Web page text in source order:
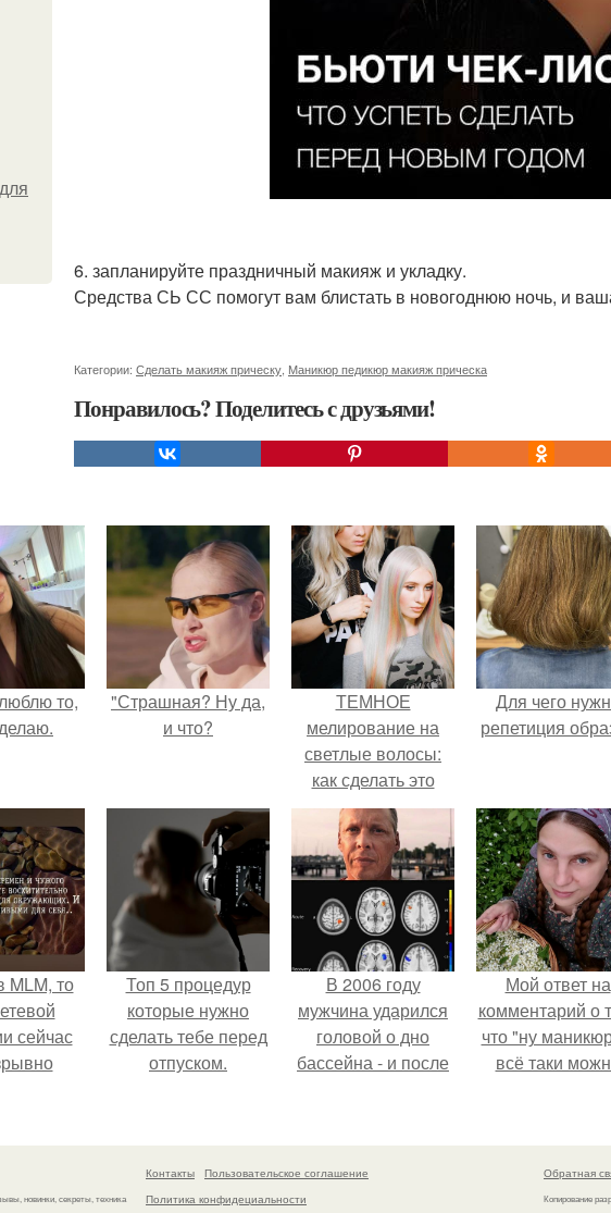
6. запланируйте праздничный макияж и укладку.
Средства СЬ СС помогут вам блистать в новогоднюю ночь, и
Категории: Сделать макияж прическу Маникюр педикюр макияж прическа
Понравилось? Поделитесь с друзьями!
то,
"Страшная? Ну да,
и что?
ТЕМНОЕ
мелирование на
светлые волосы:
как сделать это
правильно
Для чего
репетиция
MLM, то
сейчас
в
Топ 5 процедур
которые нужно
сделать тебе перед
отпуском.
В 2006 году
мужчина ударился
головой о дно
бассейна - и после
странным образом.
Мой ответ на
комментарий о
что "ну
всё таки
новинки, секреты, техника
Контакты
Пользовательское соглашение
Политика конфидециальности
Обратная
Копирование